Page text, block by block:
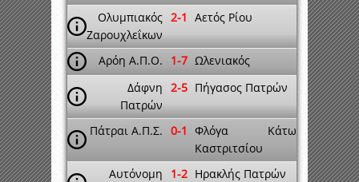
Ολυμπιακός
Ζαρουχλεΐκων
2-1 Αετός Ρίου
Αρόη Α.Π.Ο. 1-7 Ωλενιακός
Δάφνη
Πατρών
2-5 Πήγασος Πατρών
Πάτραι Α.Π.Σ. 0-1 Φλόγα Κάτω
Καστριτσίου
Αυτόνομη
1-2 Ηρακλής Πατρών